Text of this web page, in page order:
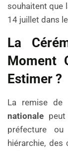
souhaitent que
14 juillet dans
La
Moment
Estimer ?
La remise de
nationale
préfecture
hiérarchie, des